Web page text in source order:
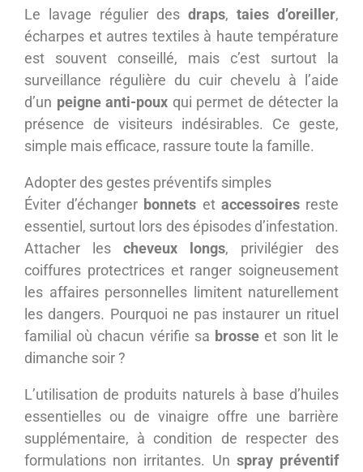
Le lavage régulier des draps, taies d’oreiller,
écharpes et autres textiles à haute température
est souvent conseillé, mais c’est surtout la
surveillance régulière du cuir chevelu à l’aide
d’un peigne anti-poux qui permet de détecter la
présence de visiteurs indésirables. Ce geste,
simple mais efficace, rassure toute la famille.
Adopter des gestes préventifs simples
Éviter d’échanger bonnets et accessoiresreste
essentiel, surtout lors des épisodes d’infestation.
Attacher les cheveux longs, privilégier des
coiffures protectrices et ranger soigneusement
les affaires personnelles limitent naturellement
les dangers. Pourquoi ne pas instaurer un rituel
familial où chacun vérifie sa brosse et son lit le
dimanche soir ?
L’utilisation de produits naturels à base d’huiles
essentielles ou de vinaigre offre une barrière
supplémentaire, à condition de respecter des
formulations non irritantes. Un spray préventif